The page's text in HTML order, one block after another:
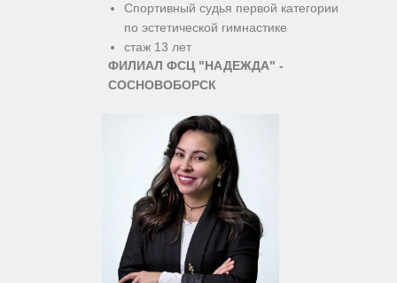
ФИЛИАЛ ФСЦ "НАДЕЖДА" -
СОСНОВОБОРСК
Спортивный судья первой категории
по эстетической гимнастике
стаж 13 лет